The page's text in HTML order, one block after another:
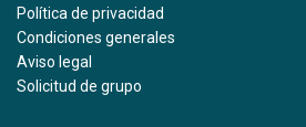
Política de privacidad
Condiciones generales
Aviso legal
Solicitud de grupo